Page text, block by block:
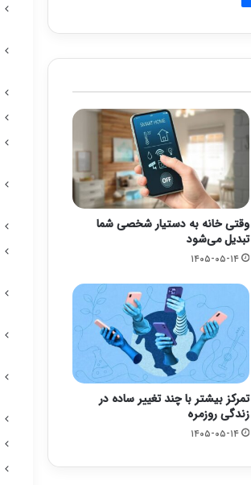
وقتی خانه به دستیار شخصی شما
تبدیل می‌شود
۱۴۰۵-۰۵-۱۴
تمرکز بیشتر با چند تغییر ساده در
زندگی روزمره
۱۴۰۵-۰۵-۱۴